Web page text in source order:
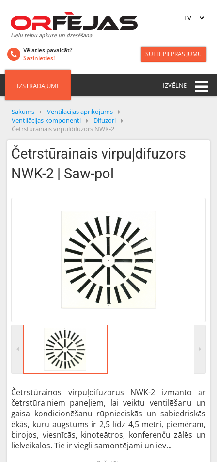
Lielu telpu apkure un dzesēšana
Vēlaties pavaicāt?
Sazinieties!
SŪTĪT PIEPRASĪJUMU
IZSTRĀDĀJUMI IZVĒLNE
Sākums
Ventilācijas aprīkojums
Ventilācijas komponenti
Difuzori
Četrstūrainais virpuļdifuzors NWK-2
Četrstūrainais virpuļdifuzors
NWK-2 | Saw-pol
Četrstūrainos virpuļdifuzorus NWK-2 izmanto ar
četrstūrainiem paneļiem, lai veiktu ventilēšanu un
gaisa kondicionēšanu rūpnieciskās un sabiedriskās
ēkās, kuru augstums ir 2,5 līdz 4,5 metri, piemēram,
birojos, viesnīcās, kinoteātros, konferenču zālēs un
lielveikalos. Tie ir viegli samontējami un iev...